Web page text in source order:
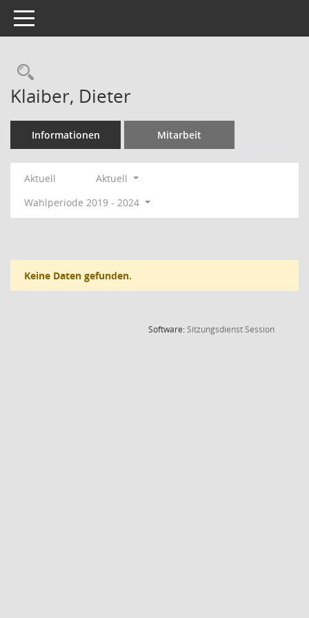
Toggle navigation
Rechercheauswahl
Klaiber, Dieter
Informationen Mitarbeit
Aktuell
Aktuell
Wahlperiode 2019 - 2024
Keine Daten gefunden.
Software:SitzungsdienstSession(Wird in